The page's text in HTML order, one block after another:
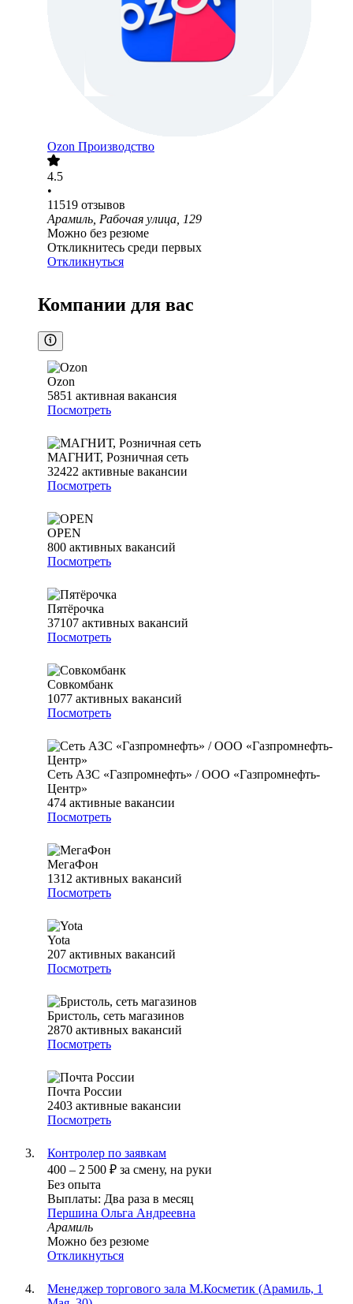
Ozon Производство
4.5
•
11519 отзывов
Арамиль, Рабочая улица, 129
Можно без резюме
Откликнитесь среди первых
Откликнуться
Компании для вас
Ozon
5851 активная вакансия
Посмотреть
МАГНИТ, Розничная сеть
32422 активные вакансии
Посмотреть
OPEN
800 активных вакансий
Посмотреть
Пятёрочка
37107 активных вакансий
Посмотреть
Совкомбанк
1077 активных вакансий
Посмотреть
Сеть АЗС «Газпромнефть» / ООО «Газпромнефть-
Центр»
474 активные вакансии
Посмотреть
МегаФон
1312 активных вакансий
Посмотреть
Yota
207 активных вакансий
Посмотреть
Бристоль, сеть магазинов
2870 активных вакансий
Посмотреть
Почта России
2403 активные вакансии
Посмотреть
Контролер по заявкам
400 – 2 500 ₽ за смену, на руки
Без опыта
Выплаты: Два раза в месяц
Першина Ольга Андреевна
Арамиль
Можно без резюме
Откликнуться
Менеджер торгового зала М.Косметик (Арамиль, 1